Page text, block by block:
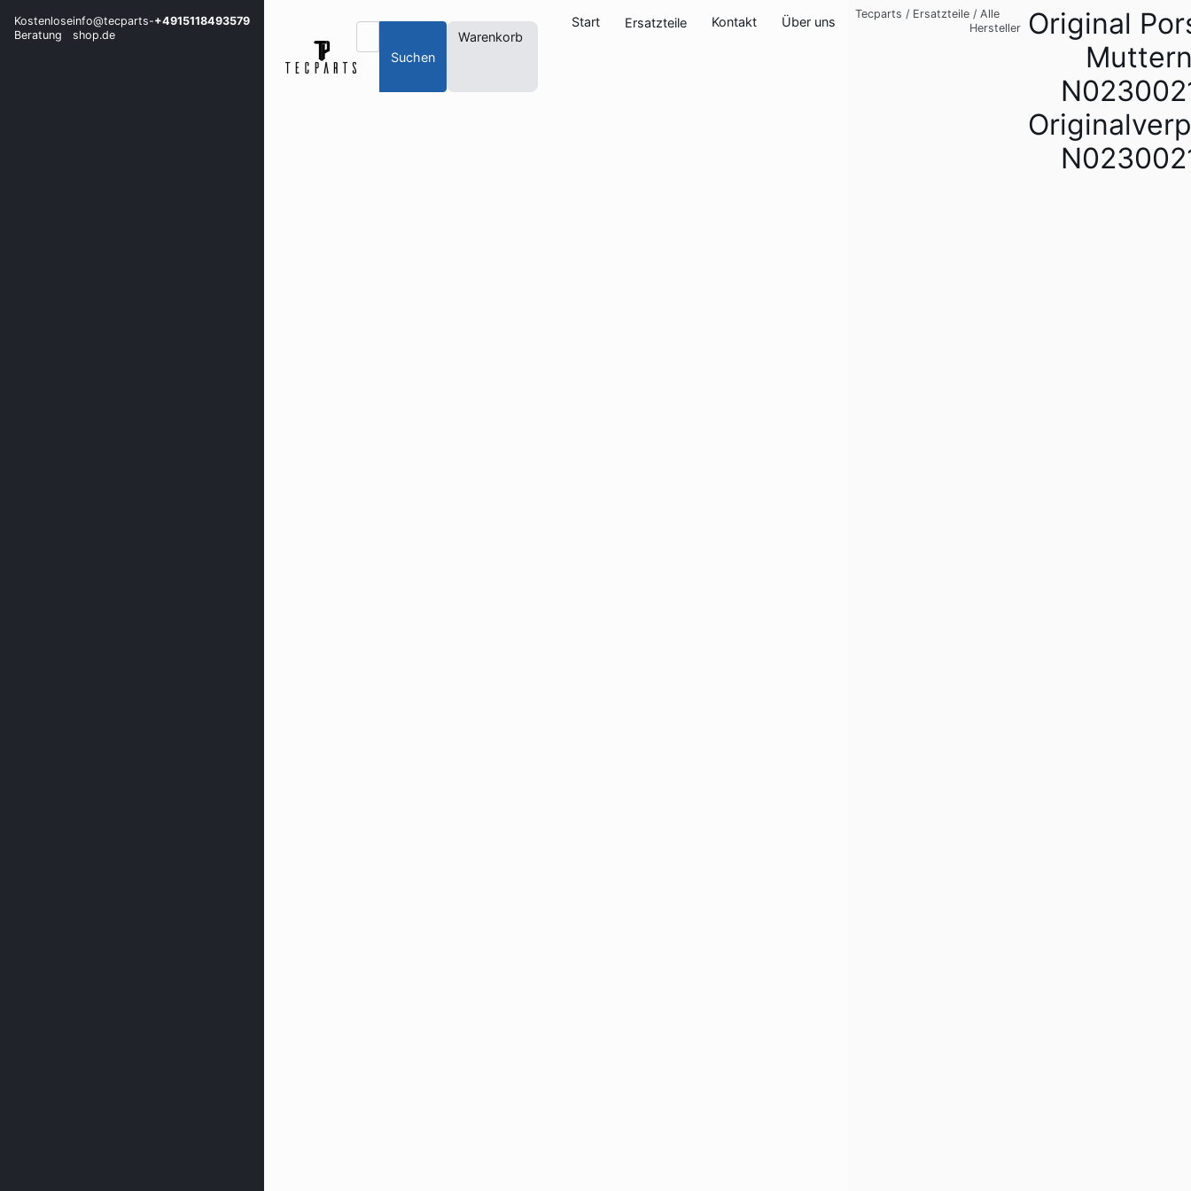
Kostenlose
Beratung
info@tecparts-
shop.de
+4915118493579
Suchen
Warenkorb
Start Ersatzteile Kontakt Über uns
Tecparts / Ersatzteile / Alle
Hersteller
Original